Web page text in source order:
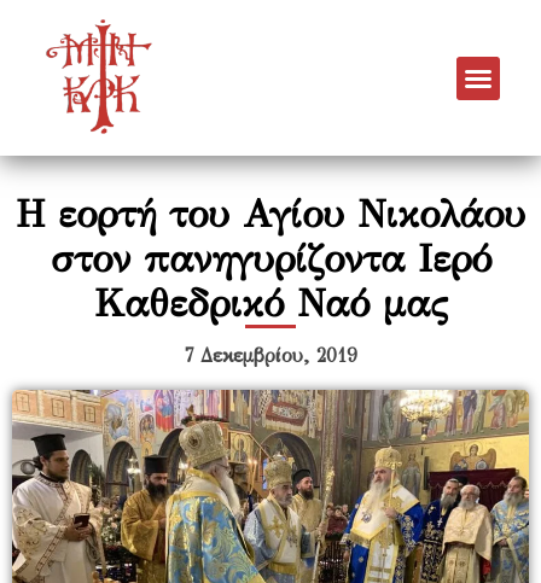
Η εορτή του Αγίου Νικολάου
στον πανηγυρίζοντα Ιερό
Καθεδρικό Ναό μας
7 Δεκεμβρίου, 2019